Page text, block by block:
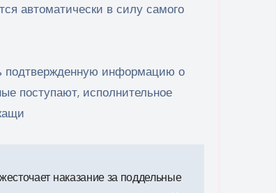
автоматически в силу самого
подтвержденную информацию о
поступают, исполнительное
наказание за поддельные